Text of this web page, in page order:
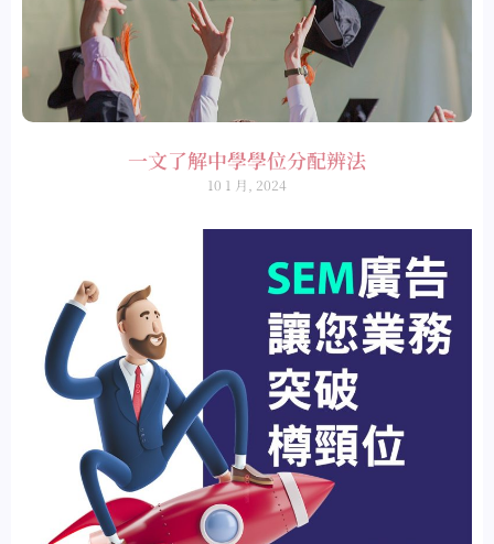
一文了解中學學位分配辨法
10 1 月, 2024